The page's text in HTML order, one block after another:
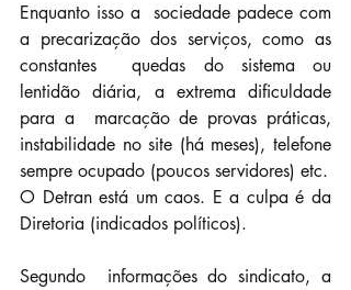
Enquanto isso a  sociedade padece com
a precarização dos serviços, como as
constantes  quedas do sistema ou
lentidão diária, a extrema dificuldade
para a  marcação de provas práticas,
instabilidade no site (há meses), telefone
sempre ocupado (poucos servidores) etc.
O Detran está um caos. E a culpa é da
Diretoria (indicados políticos).
Segundo  informações do sindicato, a